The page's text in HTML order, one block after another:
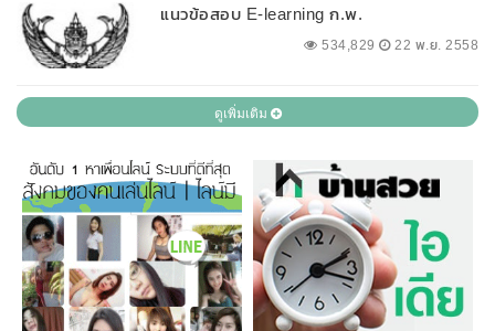
แนวข้อสอบ E-learning ก.พ.
534,829 22 พ.ย. 2558
ดูเพิ่มเติม